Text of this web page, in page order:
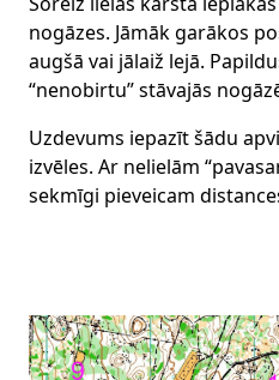
nogāzes. Jāmāk garākos
augšā vai jālaiž lejā.
“nenobirtu” stāvajās
Uzdevums iepazīt šādu
izvēles. Ar nelielām
sekmīgi pieveicam